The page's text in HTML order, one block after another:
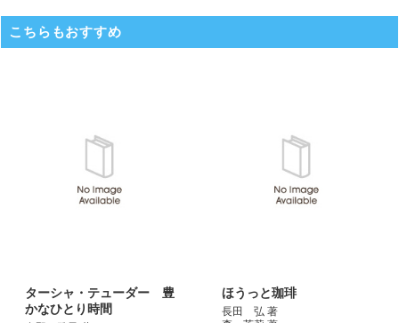
こちらもおすすめ
ターシャ・テューダー 豊
かなひとり時間
ほうっと珈琲
長田 弘 著